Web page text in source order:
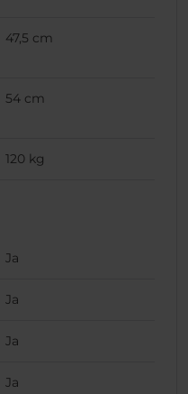
47,5 cm
54 cm
120 kg
Ja
Ja
Ja
Ja